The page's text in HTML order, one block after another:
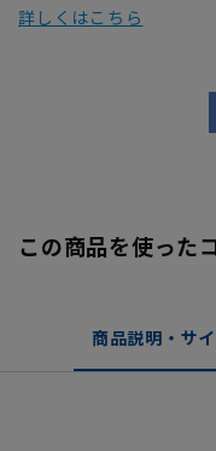
詳しくはこちら
この商品を使った
商品説明・サ